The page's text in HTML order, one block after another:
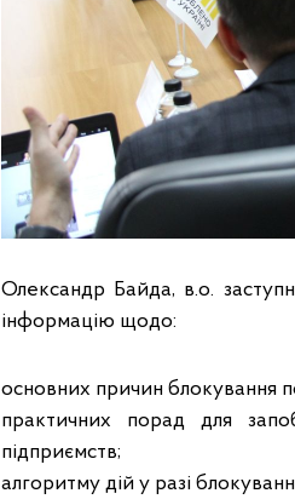
Олександр Байда, в.о.
інформацію щодо:
основних причин блокування
практичних порад для
підприємств;
алгоритму дій у разі